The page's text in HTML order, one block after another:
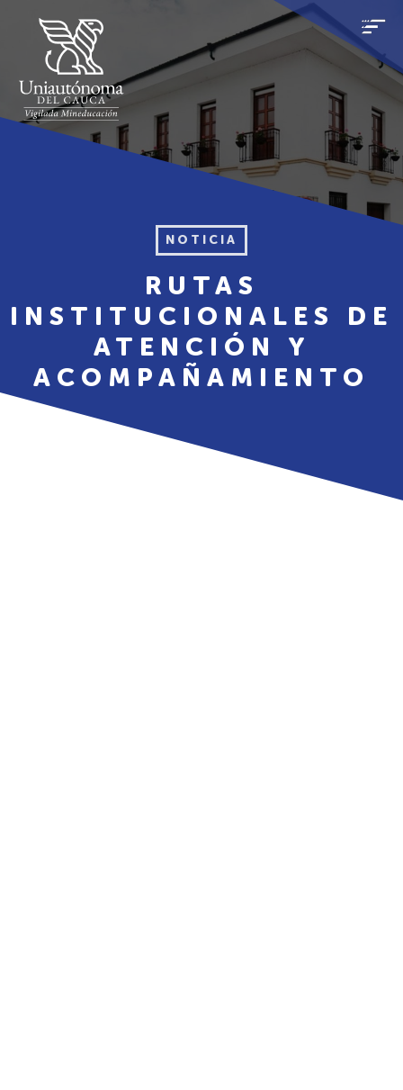
NOTICIA
RUTAS
INSTITUCIONALES DE
ATENCIÓN Y
ACOMPAÑAMIENTO